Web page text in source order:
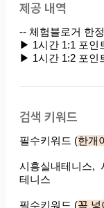
제공 내역
검색 키워드